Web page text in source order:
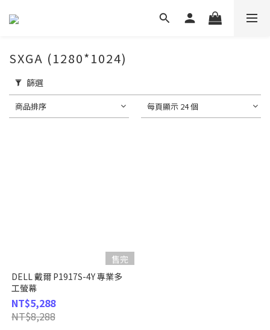
SXGA (1280*1024)
篩選
商品排序 每頁顯示 24 個
售完
DELL 戴爾 P1917S-4Y 專業多
工螢幕
NT$5,288
NT$8,288